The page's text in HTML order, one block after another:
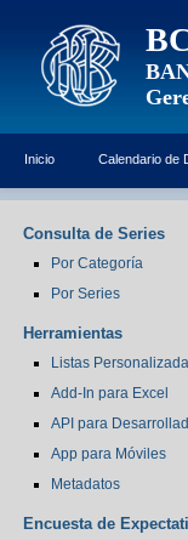
Inicio Calendario de
Consulta de Series
Por Categoría
Por Series
Herramientas
Listas
Add-In para Excel
API para
App para Móviles
Metadatos
Encuesta de